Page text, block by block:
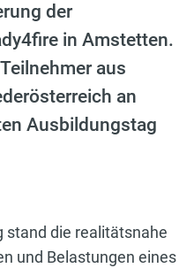
der
in Amstetten.
aus
an
Ausbildungstag
stand die realitätsnahe
und Belastungen eines